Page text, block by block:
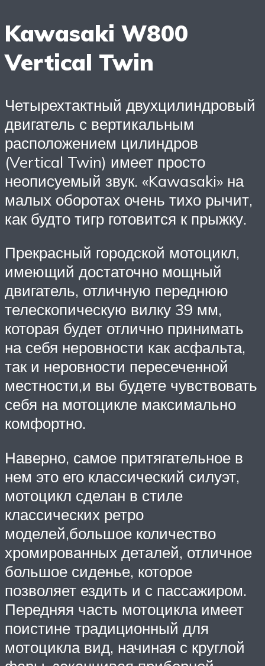
Kawasaki W800
Vertical Twin
Четырехтактный двухцилиндровый
двигатель с вертикальным
расположением цилиндров
(Vertical Twin) имеет просто
неописуемый звук. «Kawasaki» на
малых оборотах очень тихо рычит,
как будто тигр готовится к прыжку.
Прекрасный городской мотоцикл,
имеющий достаточно мощный
двигатель, отличную переднюю
телескопическую вилку 39 мм,
которая будет отлично принимать
на себя неровности как асфальта,
так и неровности пересеченной
местности,и вы будете чувствовать
себя на мотоцикле максимально
комфортно.
Наверно, самое притягательное в
нем это его классический силуэт,
мотоцикл сделан в стиле
классических ретро
моделей,большое количество
хромированных деталей, отличное
большое сиденье, которое
позволяет ездить и с пассажиром.
Передняя часть мотоцикла имеет
поистине традиционный для
мотоцикла вид, начиная с круглой